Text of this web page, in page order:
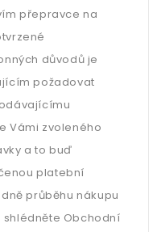
přepravce na
důvodů je
požadovat
Vámi zvoleného
a to buď
platební
průběhu nákupu
Obchodní